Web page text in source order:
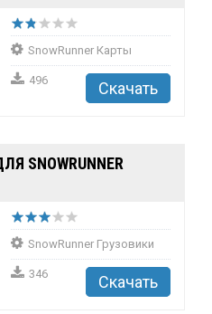
SnowRunner Карты
496 Скачать
SNOWRUNNER
SnowRunner Грузовики
346 Скачать